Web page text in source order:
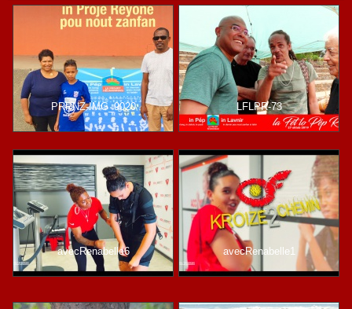
PRPNZ-IMG_9020 LFLPR-73
avecRenabelle6 avecRenabelle1